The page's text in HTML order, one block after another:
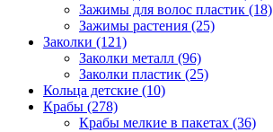
Зажимы для волос пластик (18)
Зажимы растения (25)
Заколки (121)
Заколки металл (96)
Заколки пластик (25)
Кольца детские (10)
Крабы (278)
Крабы мелкие в пакетах (36)